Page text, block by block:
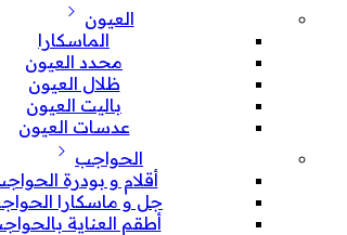
العيون
الماسكارا
محدد العيون
ظلال العيون
باليت العيون
عدسات العيون
الحواجب
أقلام و بودرة
جل و ماسكارا
أطقم العناية